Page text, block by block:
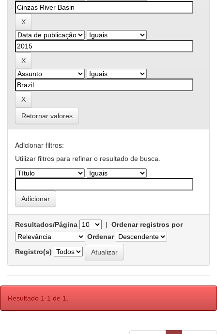
Retornar valores
Adicionar filtros:
Utilizar filtros para refinar o resultado de busca.
Resultados/Página | Ordenar registros por
Ordenar
Registro(s)
Resultado 1-1 de 1.